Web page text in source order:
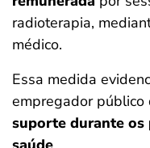
radioterapia,
médico.
Essa medida
empregador público
suporte durante os